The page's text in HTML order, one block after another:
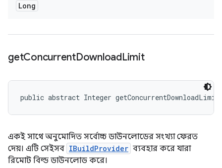
Long
getConcurrentDownloadLimit
public abstract Integer
একই সাথে অনুমোদিত সর্বোচ্চ ডাউনলোডের সংখ্যা ফেরত
দেয়। এটি সেইসব IBuildProvider ব্যবহার করে যারা
রিমোট বিল্ড ডাউনলোড করে।